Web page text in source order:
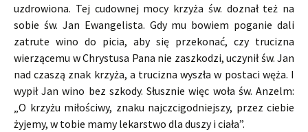
uzdrowiona. Tej cudownej mocy krzyża św. doznał też na
sobie św. Jan Ewangelista. Gdy mu bowiem poganie dali
zatrute wino do picia, aby się przekonać, czy trucizna
wierzącemu w Chrystusa Pana nie zaszkodzi, uczynił św. Jan
nad czaszą znak krzyża, a trucizna wyszła w postaci węża. I
wypił Jan wino bez szkody. Słusznie więc woła św. Anzelm:
„O krzyżu miłościwy, znaku najczcigodniejszy, przez ciebie
żyjemy, w tobie mamy lekarstwo dla duszy i ciała”.